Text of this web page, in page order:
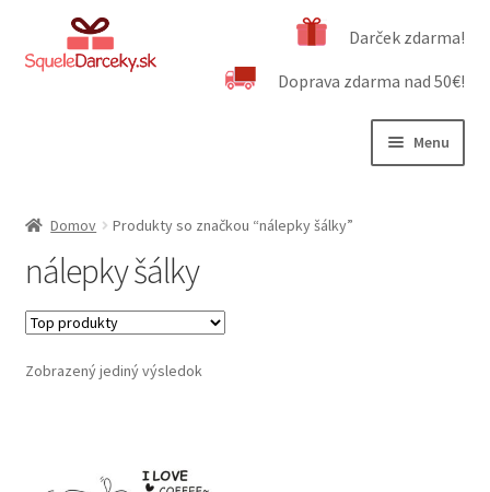
Preskočiť
na
Preskočiť
na
Darček zdarma!
Doprava zdarma nad 50€!
Menu
Dôležité informácie
Obchodné podmienky
Kontakt
Domov Produkty so značkou “nálepky šálky”
nálepky šálky
Zobrazený jediný výsledok